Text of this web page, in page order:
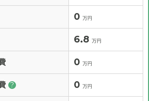
0 万円
6.8 万円
0 万円
? 0 万円